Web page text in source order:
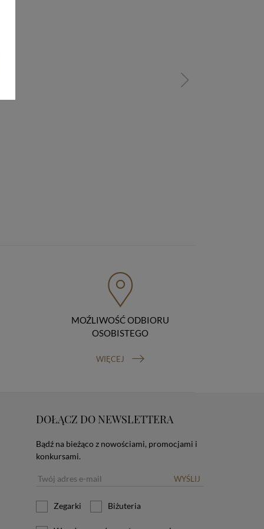
MOŹLIWOŚĆ ODBIORU
OSOBISTEGO
WIĘCEJ
DOŁĄCZ DO NEWSLETTERA
Bądź na bieżąco z nowościami, promocjami i
konkursami.
WYŚLIJ
Zegarki Biżuteria